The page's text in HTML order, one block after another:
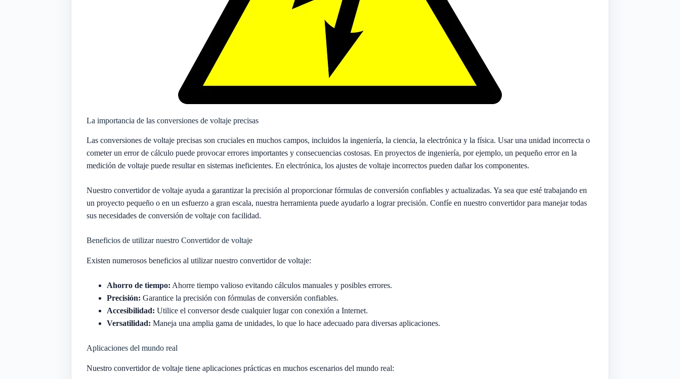
La importancia de las conversiones de voltaje precisas
Las conversiones de voltaje precisas son cruciales en muchos campos, incluidos la ingeniería, la ciencia, la electrónica y la física. Usar una unidad incorrecta o
cometer un error de cálculo puede provocar errores importantes y consecuencias costosas. En proyectos de ingeniería, por ejemplo, un pequeño error en la
medición de voltaje puede resultar en sistemas ineficientes. En electrónica, los ajustes de voltaje incorrectos pueden dañar los componentes.
Nuestro convertidor de voltaje ayuda a garantizar la precisión al proporcionar fórmulas de conversión confiables y actualizadas. Ya sea que esté trabajando en
un proyecto pequeño o en un esfuerzo a gran escala, nuestra herramienta puede ayudarlo a lograr precisión. Confíe en nuestro convertidor para manejar todas
sus necesidades de conversión de voltaje con facilidad.
Beneficios de utilizar nuestro Convertidor de voltaje
Existen numerosos beneficios al utilizar nuestro convertidor de voltaje:
Ahorro de tiempo: Ahorre tiempo valioso evitando cálculos manuales y posibles errores.
Precisión: Garantice la precisión con fórmulas de conversión confiables.
Accesibilidad: Utilice el conversor desde cualquier lugar con conexión a Internet.
Versatilidad: Maneja una amplia gama de unidades, lo que lo hace adecuado para diversas aplicaciones.
Aplicaciones del mundo real
Nuestro convertidor de voltaje tiene aplicaciones prácticas en muchos escenarios del mundo real: